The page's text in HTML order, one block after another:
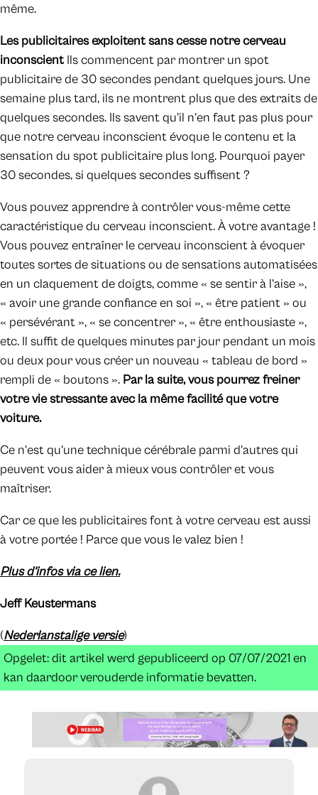
même.
Les publicitaires exploitent sans cesse notre cerveau
inconscient Ils commencent par montrer un spot
publicitaire de 30 secondes pendant quelques jours. Une
semaine plus tard, ils ne montrent plus que des extraits de
quelques secondes. Ils savent qu’il n’en faut pas plus pour
que notre cerveau inconscient évoque le contenu et la
sensation du spot publicitaire plus long. Pourquoi payer
30 secondes, si quelques secondes suffisent ?
Vous pouvez apprendre à contrôler vous-même cette
caractéristique du cerveau inconscient. À votre avantage !
Vous pouvez entraîner le cerveau inconscient à évoquer
toutes sortes de situations ou de sensations automatisées
en un claquement de doigts, comme « se sentir à l’aise »,
« avoir une grande confiance en soi », « être patient » ou
« persévérant », « se concentrer », « être enthousiaste »,
etc. Il suffit de quelques minutes par jour pendant un mois
ou deux pour vous créer un nouveau « tableau de bord »
rempli de « boutons ». Par la suite, vous pourrez freiner
votre vie stressante avec la même facilité que votre
voiture.
Ce n’est qu’une technique cérébrale parmi d’autres qui
peuvent vous aider à mieux vous contrôler et vous
maîtriser.
Car ce que les publicitaires font à votre cerveau est aussi
à votre portée ! Parce que vous le valez bien !
Plus d’infos via ce lien.
Jeff Keustermans
(Nederlanstalige versie)
Opgelet: dit artikel werd gepubliceerd op 07/07/2021 en
kan daardoor verouderde informatie bevatten.